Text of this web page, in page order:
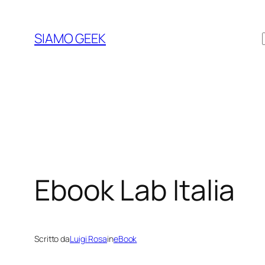
contenuto
SIAMO GEEK
Ebook Lab Italia
Scritto daLuigi RosaineBook